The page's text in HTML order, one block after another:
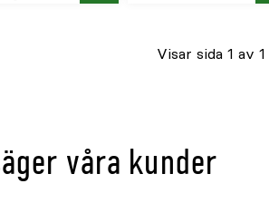
Visar sida 1 av 1
våra kunder